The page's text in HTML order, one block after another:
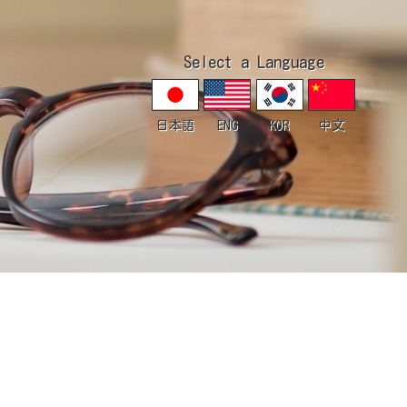
Select a Language
日本語 ENG KOR 中文